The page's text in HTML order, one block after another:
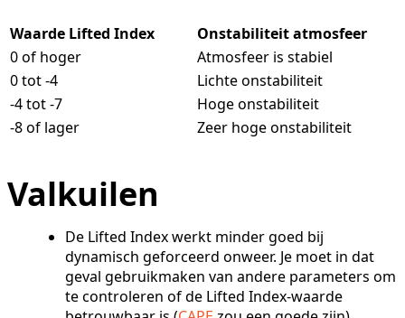
Waarde Lifted Index
Onstabiliteit atmosfeer
0 of hoger
Atmosfeer is stabiel
0 tot -4
Lichte onstabiliteit
-4 tot -7
Hoge onstabiliteit
-8 of lager
Zeer hoge onstabiliteit
Valkuilen
De Lifted Index werkt minder goed bij
dynamisch geforceerd onweer. Je moet in dat
geval gebruikmaken van andere parameters om
te controleren of de Lifted Index-waarde